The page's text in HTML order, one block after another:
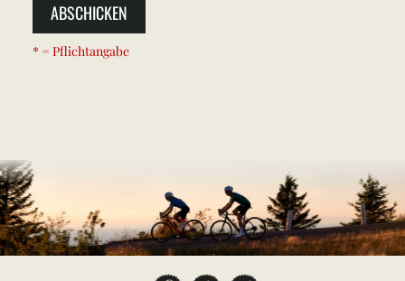
ABSCHICKEN
* = Pflichtangabe